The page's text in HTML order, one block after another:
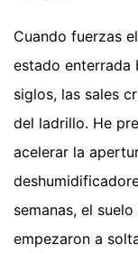
Cuando fuerzas
estado enterrada
siglos, las sales
del ladrillo. He
acelerar la
semanas, el
empezaron a